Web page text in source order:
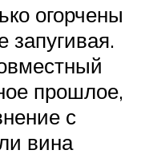
огорчены
запугивая.
прошлое,
с
вина